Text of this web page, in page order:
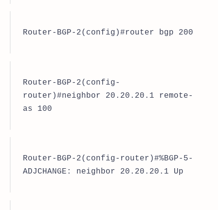
Router-BGP-2(config)#router bgp 200
Router-BGP-2(config-
router)#neighbor 20.20.20.1 remote-
as 100
Router-BGP-2(config-router)#%BGP-5-
ADJCHANGE: neighbor 20.20.20.1 Up